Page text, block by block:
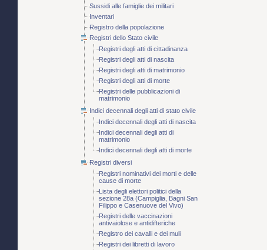
Sussidi alle famiglie dei militari
Inventari
Registro della popolazione
Registri dello Stato civile
Registri degli atti di cittadinanza
Registri degli atti di nascita
Registri degli atti di matrimonio
Registri degli atti di morte
Registri delle pubblicazioni di
matrimonio
Indici decennali degli atti di stato civile
Indici decennali degli atti di nascita
Indici decennali degli atti di
matrimonio
Indici decennali degli atti di morte
Registri diversi
Registri nominativi dei morti e delle
cause di morte
Lista degli elettori politici della
sezione 28a (Campiglia, Bagni San
Filippo e Casenuove del Vivo)
Registri delle vaccinazioni
antivaiolose e antidifteriche
Registro dei cavalli e dei muli
Registri dei libretti di lavoro